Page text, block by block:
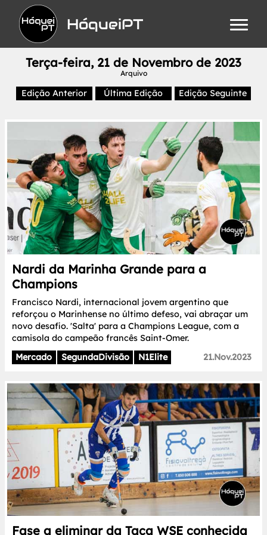
HóqueiPT
Terça-feira, 21 de Novembro de 2023
Arquivo
Edição Anterior Última Edição Edição Seguinte
Nardi da Marinha Grande para a
Champions
Francisco Nardi, internacional jovem argentino que
reforçou o Marinhense no último defeso, vai abraçar um
novo desafio. 'Salta' para a Champions League, com a
camisola do campeão francês Saint-Omer.
Mercado
SegundaDivisão N1Elite 21.Nov.2023
Fase a eliminar da Taça WSE conhecida